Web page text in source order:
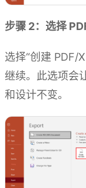
步骤 2：选择
选择“创建 PDF/
继续。此选项会
和设计不变。